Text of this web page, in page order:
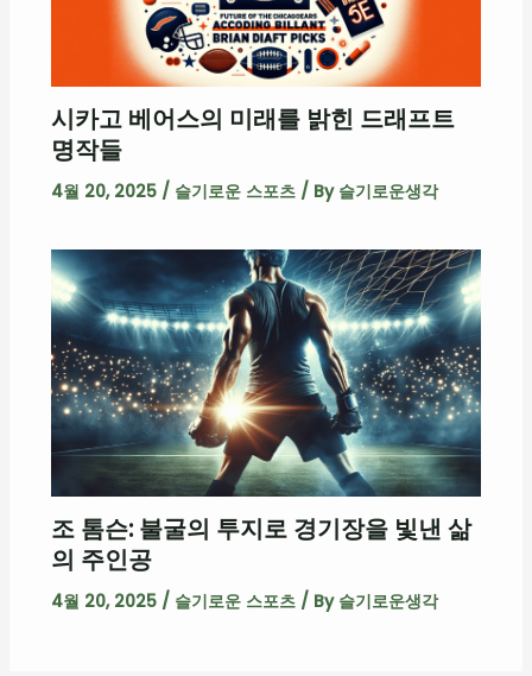
시카고 베어스의 미래를 밝힌 드래프트
명작들
4월 20, 2025 / 슬기로운 스포츠/ By 슬기로운생각
조 톰슨: 불굴의 투지로 경기장을 빛낸 삶
의 주인공
4월 20, 2025 / 슬기로운 스포츠/ By 슬기로운생각